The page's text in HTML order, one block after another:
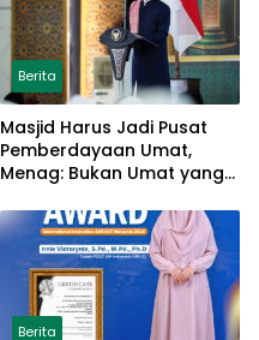
Berita
Masjid Harus Jadi Pusat
Pemberdayaan Umat,
Menag: Bukan Umat yang
Berita